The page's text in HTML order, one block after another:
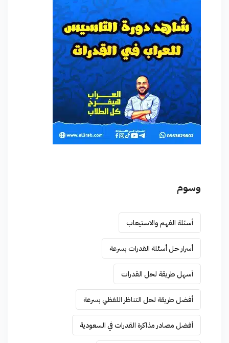
وسوم
أسئلة الفهم والاستيعاب
أسرار حل أسئلة القدرات بسرعة
أسهل طريقة لحل القدرات
أفضل طريقة لحل التناظر اللفظي بسرعة
أفضل مصادر مذاكرة القدرات في السعودية